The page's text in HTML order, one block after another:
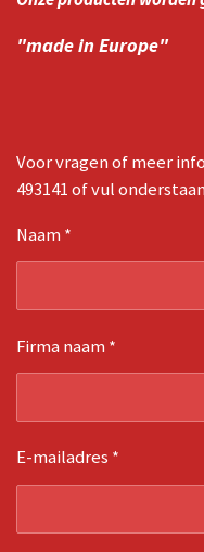
"made in Europe"
Voor vragen of meer
493141 of vul
Naam *
Firma naam *
E-mailadres *